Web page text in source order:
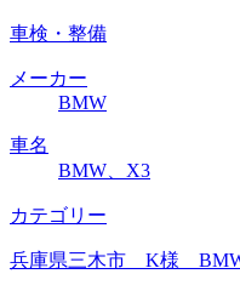
車検・整備
メーカー
BMW
車名
BMW、X3
カテゴリー
兵庫県三木市 K様 BMW